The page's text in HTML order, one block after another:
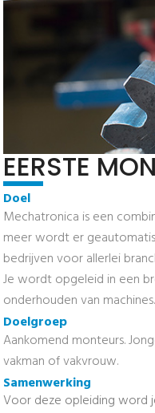
EERSTE
Doel
Mechatronica is een
meer wordt er
bedrijven voor allerlei
Je wordt opgeleid in een
onderhouden van machines.
Doelgroep
Aankomend monteurs.
vakman of vakvrouw.
Samenwerking
Voor deze opleiding word